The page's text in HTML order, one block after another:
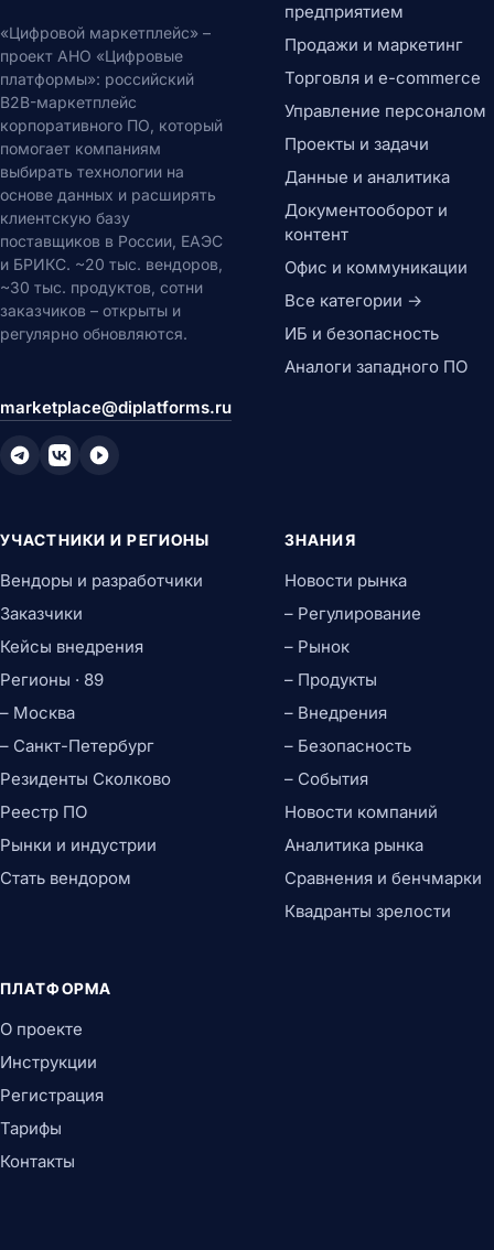
«Цифровой маркетплейс» –
проект АНО «Цифровые
платформы»: российский
B2B-маркетплейс
корпоративного ПО, который
помогает компаниям
выбирать технологии на
основе данных и расширять
клиентскую базу
поставщиков в России, ЕАЭС
и БРИКС. ~20 тыс. вендоров,
~30 тыс. продуктов, сотни
заказчиков – открыты и
регулярно обновляются.
marketplace@diplatforms.ru
предприятием
Продажи и маркетинг
Торговля и e-commerce
Управление персоналом
Проекты и задачи
Данные и аналитика
Документооборот и
контент
Офис и коммуникации
Все категории →
ИБ и безопасность
Аналоги западного ПО
УЧАСТНИКИ И РЕГИОНЫ
Вендоры и разработчики
Заказчики
Кейсы внедрения
Регионы · 89
– Москва
– Санкт-Петербург
Резиденты Сколково
Реестр ПО
Рынки и индустрии
Стать вендором
ЗНАНИЯ
Новости рынка
– Регулирование
– Рынок
– Продукты
– Внедрения
– Безопасность
– События
Новости компаний
Аналитика рынка
Сравнения и бенчмарки
Квадранты зрелости
ПЛАТФОРМА
О проекте
Инструкции
Регистрация
Тарифы
Контакты